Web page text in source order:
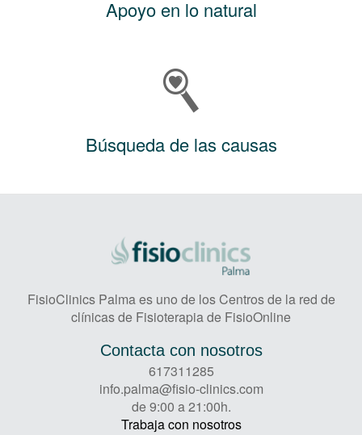
Apoyo en lo natural
Búsqueda de las causas
FisioClinics Palma es uno de los Centros de la red de
clínicas de Fisioterapia de FisioOnline
Contacta con nosotros
617311285
info.palma@fisio-clinics.com
de 9:00 a 21:00h.
Trabaja con nosotros